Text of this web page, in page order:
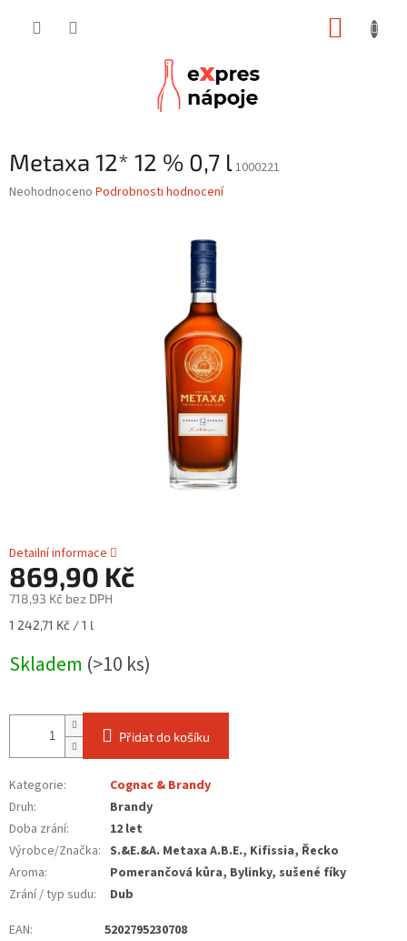
Metaxa 12* 12 % 0,7 l1000221
Průměrné
Neohodnoceno Podrobnosti hodnocení
Detailní informace
869,90 Kč
718,93 Kč bez DPH
Měrná
1 242,71 Kč / 1 l
Skladem (>10 ks)
Přidat do košíku
Kategorie:
Cognac & Brandy
Druh:
Brandy
Doba zrání:
12 let
Výrobce/Značka: S.&E.&A. Metaxa A.B.E., Kifissia, Řecko
Aroma:
Pomerančová kůra, Bylinky, sušené fíky
Zrání / typ sudu:
Dub
EAN:
5202795230708